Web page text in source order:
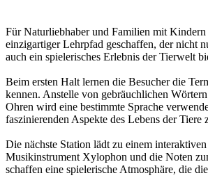
Für Naturliebhaber und Familien mit
einzigartiger Lehrpfad geschaffen, der nicht
auch ein spielerisches Erlebnis der Tierwelt
Beim ersten Halt lernen die Besucher die
kennen. Anstelle von gebräuchlichen
Ohren wird eine bestimmte Sprache
faszinierenden Aspekte des Lebens der Tiere
Die nächste Station lädt zu einem
Musikinstrument Xylophon und die Noten
schaffen eine spielerische Atmosphäre, die